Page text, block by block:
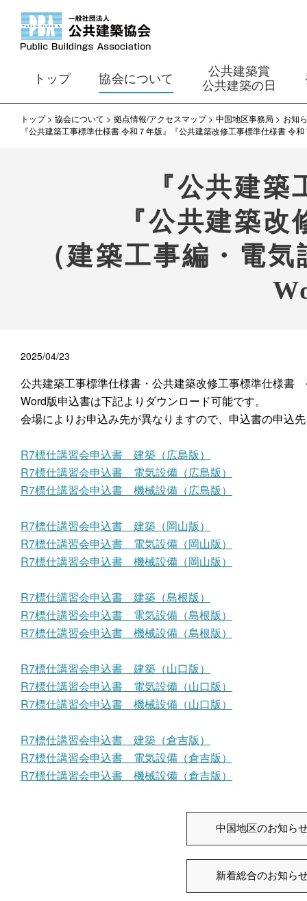
トップ 協会について
公共建築賞
公共建築の日
トップ 協会について 拠点情報/アクセスマップ 中国地区事務局
お知
『公共建築工事標準仕様書 令和７年版』『公共建築改修工事標準仕様書
『公共建
『公共建築
（建築工事編・電
2025/04/23
公共建築工事標準仕様書・公共建築改修工事標準仕様書
Word版申込書は下記よりダウンロード可能です。
会場によりお申込み先が異なりますので、申込書の申込
R7標仕講習会申込書 建築（広島版）
R7標仕講習会申込書 電気設備（広島版）
R7標仕講習会申込書 機械設備（広島版）
R7標仕講習会申込書 建築（岡山版）
R7標仕講習会申込書 電気設備（岡山版）
R7標仕講習会申込書 機械設備（岡山版）
R7標仕講習会申込書 建築（島根版）
R7標仕講習会申込書 電気設備（島根版）
R7標仕講習会申込書 機械設備（島根版）
R7標仕講習会申込書 建築（山口版）
R7標仕講習会申込書 電気設備（山口版）
R7標仕講習会申込書 機械設備（山口版）
R7標仕講習会申込書 建築（倉吉版）
R7標仕講習会申込書 電気設備（倉吉版）
R7標仕講習会申込書 機械設備（倉吉版）
中国地区のお知ら
新着総合のお知ら